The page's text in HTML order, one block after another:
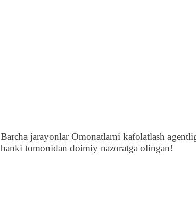
Barcha jarayonlar Omonatlarni kafolatlash
banki tomonidan doimiy nazoratga olingan!